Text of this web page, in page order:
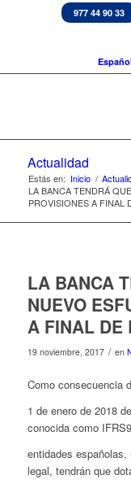
977 44 90 33
Actualidad
Estás en: Inicio /
LA BANCA TENDRÁ
PROVISIONES A FINAL
LA BANCA
NUEVO
A FINAL DE
19 noviembre, 2017 / en
Como consecuencia
1 de enero de 2018
conocida como
entidades
legal, tendrán que